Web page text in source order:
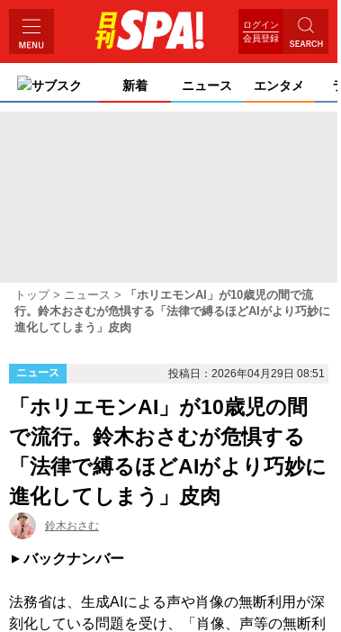
ログイン
会員登録
サブスク 新着 ニュース エンタメ
トップ ニュース
「ホリエモンAI」が10歳児の間で流
行。鈴木おさむが危惧する「法律で縛るほどAIがより巧妙に
進化してしまう」皮肉
ニュース 投稿日：2026年04月29日 08:51
「ホリエモンAI」が10歳児の間
で流行。鈴木おさむが危惧する
「法律で縛るほどAIがより巧妙に
進化してしまう」皮肉
鈴木おさむ
バックナンバー
法務省は、生成AIによる声や肖像の無断利用が深
刻化している問題を受け、「肖像、声等の無断利